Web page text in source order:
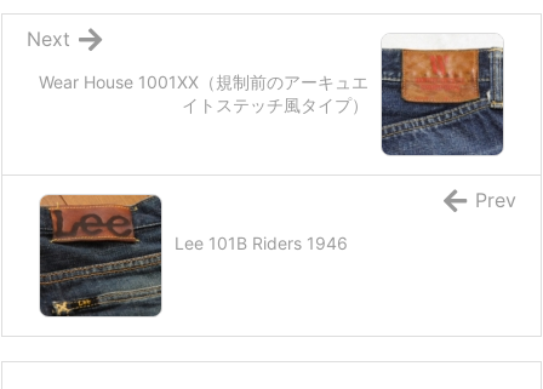
Wear House 1001XX（規制前のアーキュエ
イトステッチ風タイプ）
Next
Lee 101B Riders 1946
Prev